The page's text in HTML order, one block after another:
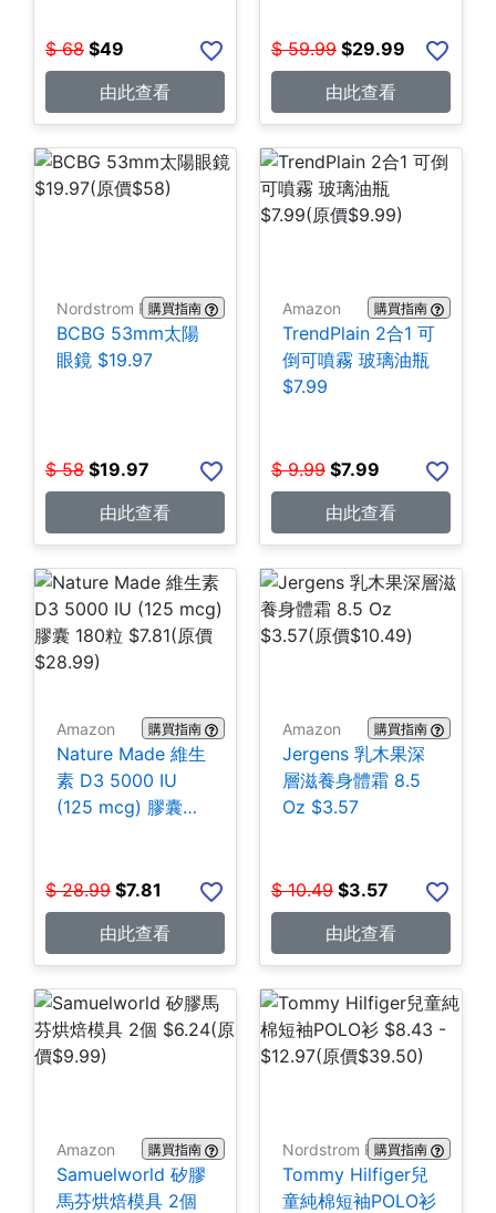
$ 68 $49
由此查看
$ 59.99 $29.99
由此查看
Nordstrom Rack購買指南
BCBG 53mm太陽
眼鏡 $19.97
$ 58 $19.97
由此查看
Amazon 購買指南
TrendPlain 2合1 可
倒可噴霧 玻璃油瓶
$7.99
$ 9.99 $7.99
由此查看
Amazon 購買指南
Nature Made 維生
素 D3 5000 IU
(125 mcg) 膠囊
$ 28.99 $7.81
由此查看
Amazon 購買指南
Jergens 乳木果深
層滋養身體霜 8.5
Oz $3.57
$ 10.49 $3.57
由此查看
Amazon 購買指南
Samuelworld 矽膠
馬芬烘焙模具 2個
Nordstrom Rack購買指南
Tommy Hilfiger兒
童純棉短袖POLO衫